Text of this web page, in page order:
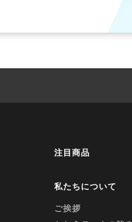
注目商品
私たちについて
ご挨拶